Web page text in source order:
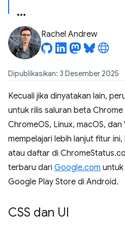
Rachel Andrew
Dipublikasikan: 3 Desember 2025
Kecuali jika dinyatakan lain,
untuk rilis saluran beta
ChromeOS, Linux, macOS,
mempelajari lebih lanjut fitur
atau daftar di
terbaru dari Google.com
Google Play Store di Android.
CSS dan UI